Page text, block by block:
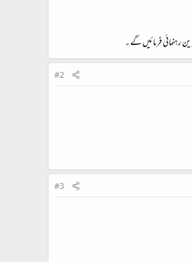
رہنمائی فرمائیں گے ۔
#2
#3